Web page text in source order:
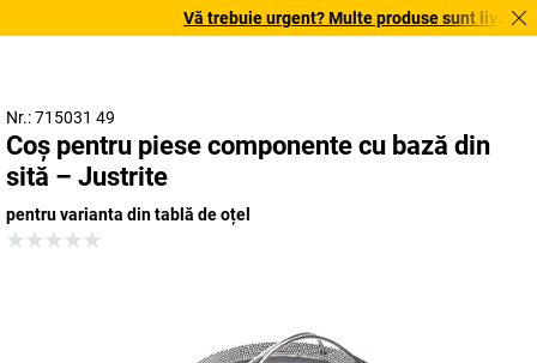
Vă trebuie urgent? Multe produse sunt livrate
Nr.: 715031 49
Coș pentru piese componente cu bază din
sită – Justrite
pentru varianta din tablă de oțel